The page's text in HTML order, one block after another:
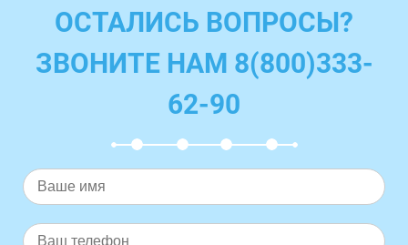
ОСТАЛИСЬ ВОПРОСЫ?
ЗВОНИТЕ НАМ 8(800)333-
62-90